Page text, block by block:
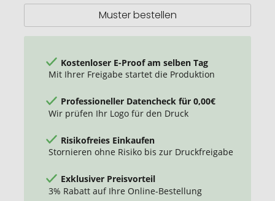
Muster bestellen
Kostenloser E-Proof am selben Tag
Mit Ihrer Freigabe startet die Produktion
Professioneller Datencheck für 0,00€
Wir prüfen Ihr Logo für den Druck
Risikofreies Einkaufen
Stornieren ohne Risiko bis zur Druckfreigabe
Exklusiver Preisvorteil
3% Rabatt auf Ihre Online-Bestellung